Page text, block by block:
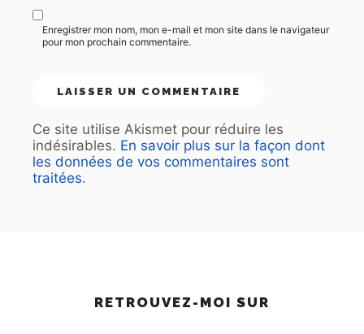
Enregistrer mon nom, mon e-mail et mon site dans le navigateur
pour mon prochain commentaire.
Ce site utilise Akismet pour réduire les
indésirables. En savoir plus sur la façon dont
les données de vos commentaires sont
traitées.
RETROUVEZ-MOI SUR